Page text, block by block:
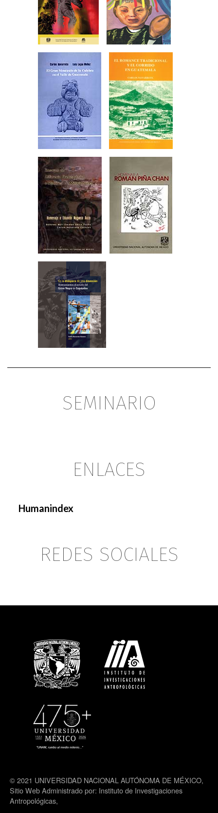
SEMINARIO
ENLACES
Humanindex
REDES SOCIALES
© 2021 UNIVERSIDAD NACIONAL AUTÓNOMA DE MÉXICO,
Sitio Web Administrado por: Instituto de Investigaciones
Antropológicas,